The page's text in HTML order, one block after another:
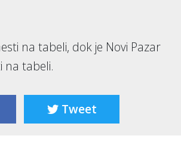
na tabeli, dok je Novi Pazar
tabeli.
Tweet